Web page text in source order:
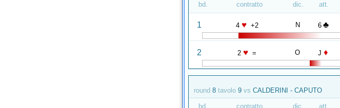
bd. contratto dic. att.
1 4 ♥ +2 N 6 ♣
2 2 ♥ = O J ♦
round 8 tavolo 9 vs CALDERINI - CAPUTO
bd. contratto dic. att.